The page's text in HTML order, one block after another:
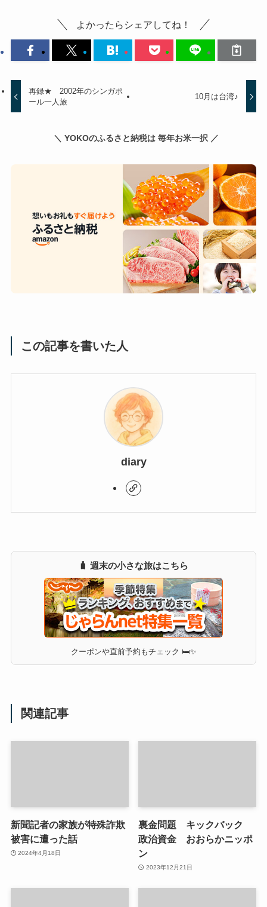
よかったらシェアしてね！
再録★ 2002年のシンガポ
ール一人旅
10月は台湾♪
＼ YOKOのふるさと納税は 毎年お米一択 ／
この記事を書いた人
diary
🧳 週末の小さな旅はこちら
クーポンや直前予約もチェック 🛏✨
関連記事
新聞記者の家族が特殊詐欺
被害に遭った話
2024年4月18日
裏金問題 キックバック
政治資金 おおらかニッポ
ン
2023年12月21日